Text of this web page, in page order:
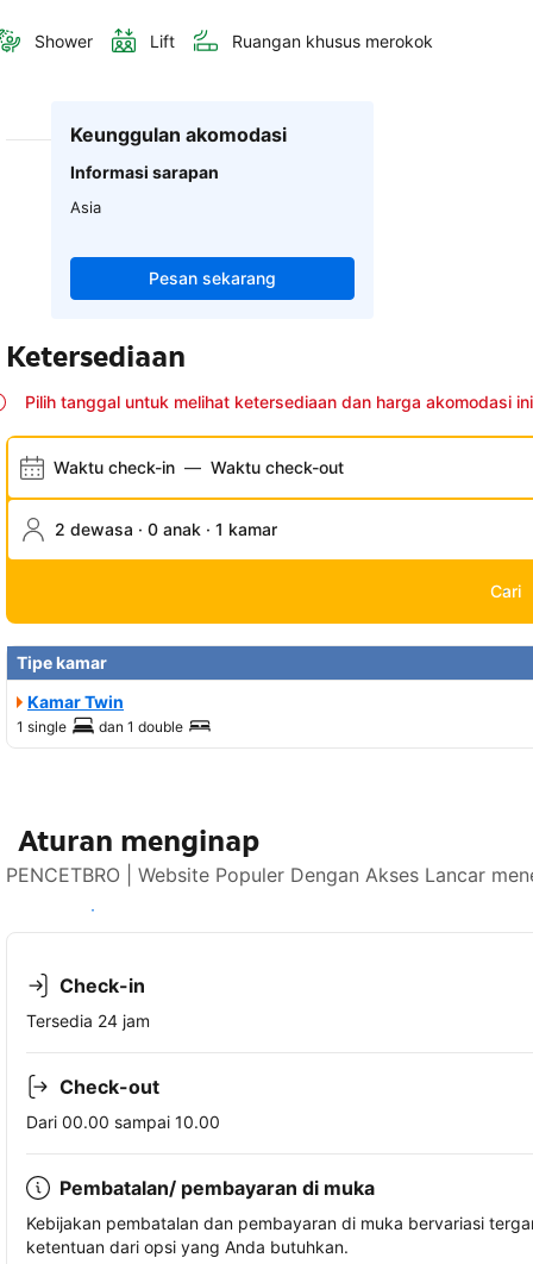
Shower Lift Ruangan khusus merokok
Keunggulan akomodasi
Informasi sarapan
Asia
Pesan sekarang
Ketersediaan
Pilih tanggal untuk melihat ketersediaan dan harga akomodasi ini
Waktu check-in — Waktu check-out
2 dewasa · 0 anak · 1 kamar
Cari
Tipe kamar
Kamar Twin
1 single dan 1 double
Aturan menginap
PENCETBRO | Website Populer Dengan Akses Lancar
Lihat ketersediaan
Check-in
Tersedia 24 jam
Check-out
Dari 00.00 sampai 10.00
Pembatalan/ pembayaran di muka
Kebijakan pembatalan dan pembayaran di muka bervariasi
ketentuan dari opsi yang Anda butuhkan.